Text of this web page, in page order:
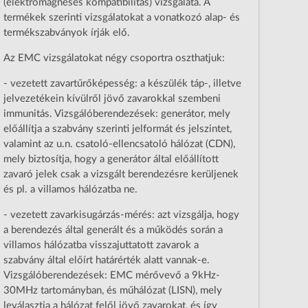
(elektromágneses kompatibilitás) vizsgálata. A
termékek szerinti vizsgálatokat a vonatkozó alap- és
termékszabványok írják elő.
Az EMC vizsgálatokat négy csoportra oszthatjuk:
- vezetett zavartűrőképesség: a készülék táp-, illetve
jelvezetékein kívülről jövő zavarokkal szembeni
immunitás. Vizsgálóberendezések: generátor, mely
előállítja a szabvány szerinti jelformát és jelszintet,
valamint az u.n. csatoló-ellencsatoló hálózat (CDN),
mely biztosítja, hogy a generátor által előállított
zavaró jelek csak a vizsgált berendezésre kerüljenek
és pl. a villamos hálózatba ne.
- vezetett zavarkisugárzás-mérés: azt vizsgálja, hogy
a berendezés által generált és a működés során a
villamos hálózatba visszajuttatott zavarok a
szabvány által előírt határérték alatt vannak-e.
Vizsgálóberendezések: EMC mérővevő a 9kHz-
30MHz tartományban, és műhálózat (LISN), mely
leválasztja a hálózat felől jövő zavarokat, és így